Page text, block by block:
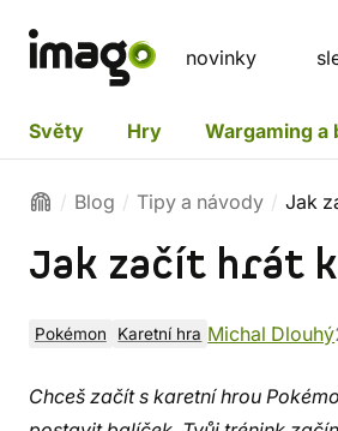
novinky
Světy Hry Wargaming a
Blog Tipy a návody Jak
Jak začít hrát
Pokémon Karetní hra Michal Dlouhý
Chceš začít s karetní hrou